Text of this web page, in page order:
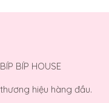
BÍP HOUSE
hiệu hàng đầu.